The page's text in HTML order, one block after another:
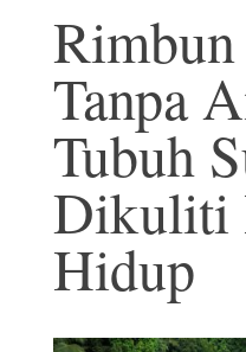
Tanpa
Tubuh
Dikuliti
Hidup